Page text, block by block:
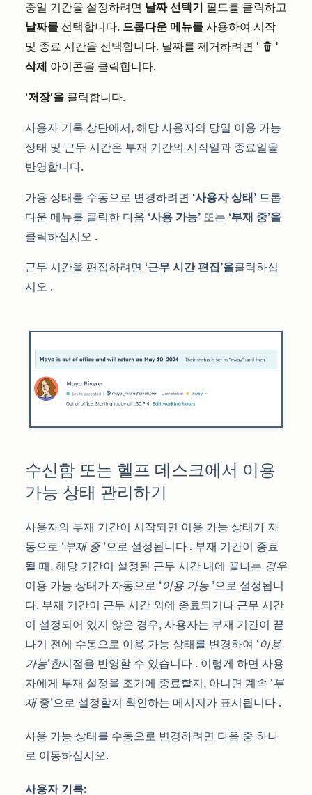
중일 기간을 설정하려면 날짜 선택기 필드를 클릭하고
날짜를 선택합니다. 드롭다운 메뉴를 사용하여 시작
및 종료 시간을 선택합니다. 날짜를 제거하려면 ' delete '
삭제 아이콘을 클릭합니다.
'저장'을 클릭합니다.
사용자 기록 상단에서, 해당 사용자의 당일 이용 가능
상태 및 근무 시간은 부재 기간의 시작일과 종료일을
반영합니다.
가용 상태를 수동으로 변경하려면 ‘사용자 상태’ 드롭
다운 메뉴를 클릭한 다음 ‘사용 가능’ 또는 ‘부재 중’을
클릭하십시오 .
근무 시간을 편집하려면 ‘근무 시간 편집’을클릭하십
시오 .
수신함 또는 헬프 데스크에서 이용
가능 상태 관리하기
사용자의 부재 기간이 시작되면 이용 가능 상태가 자
동으로 ‘부재 중’으로 설정됩니다 . 부재 기간이 종료
될 때, 해당 기간이 설정된 근무 시간 내에 끝나는 경우
이용 가능 상태가 자동으로 ‘이용 가능 ’으로 설정됩니
다. 부재 기간이 근무 시간 외에 종료되거나 근무 시간
이 설정되어 있지 않은 경우, 사용자는 부재 기간이 끝
나기 전에 수동으로 이용 가능 상태를 변경하여 ‘이용
가능’한시점을 반영할 수 있습니다 . 이렇게 하면 사용
자에게 부재 설정을 조기에 종료할지, 아니면 계속 ‘부
재중’으로 설정할지 확인하는 메시지가 표시됩니다 .
사용 가능 상태를 수동으로 변경하려면 다음 중 하나
로 이동하십시오.
사용자 기록: